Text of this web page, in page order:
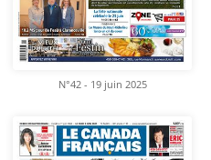
N°42 - 19 juin 2025